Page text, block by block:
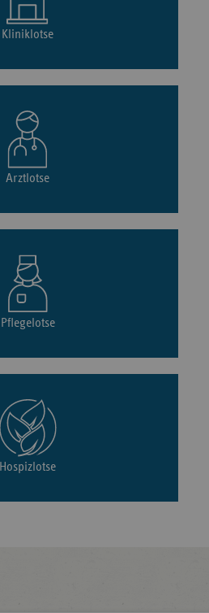
Kliniklotse
Arztlotse
Pflegelotse
Hospizlotse